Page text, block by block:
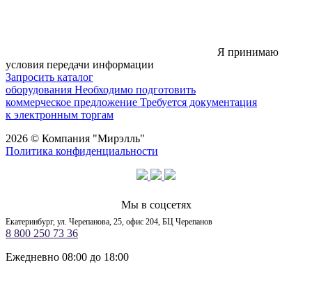
Я принимаю
условия передачи информации
Запросить каталог
оборудования Необходимо подготовить
коммерческое предложение Требуется документация
к электронным торгам
2026 © Компания "Мирэлль"
Политика конфиденциальности
Мы в соцсетях
Екатеринбург, ул. Черепанова, 25, офис 204, БЦ Черепанов
8 800 250 73 36
Ежедневно 08:00 до 18:00